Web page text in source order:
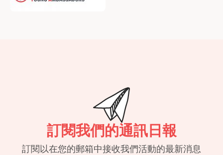
訂閱我們的通訊日報
訂閱以在您的郵箱中接收我們活動的最新消息